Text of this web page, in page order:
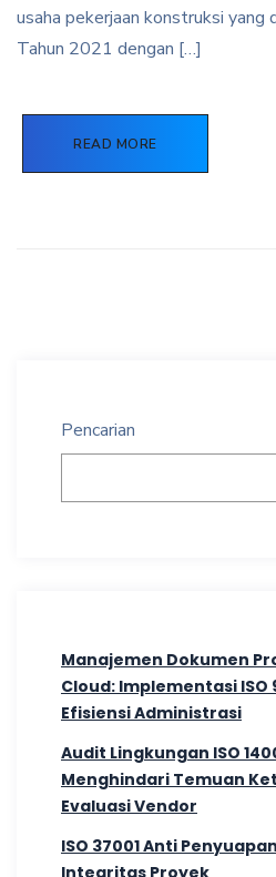
usaha pekerjaan konstruksi
Tahun 2021 dengan […]
READ MORE
Pencarian
Manajemen Dokumen
Cloud: Implementasi ISO
Efisiensi Administrasi
Audit Lingkungan ISO
Menghindari Temuan
Evaluasi Vendor
ISO 37001 Anti
Integritas Proyek